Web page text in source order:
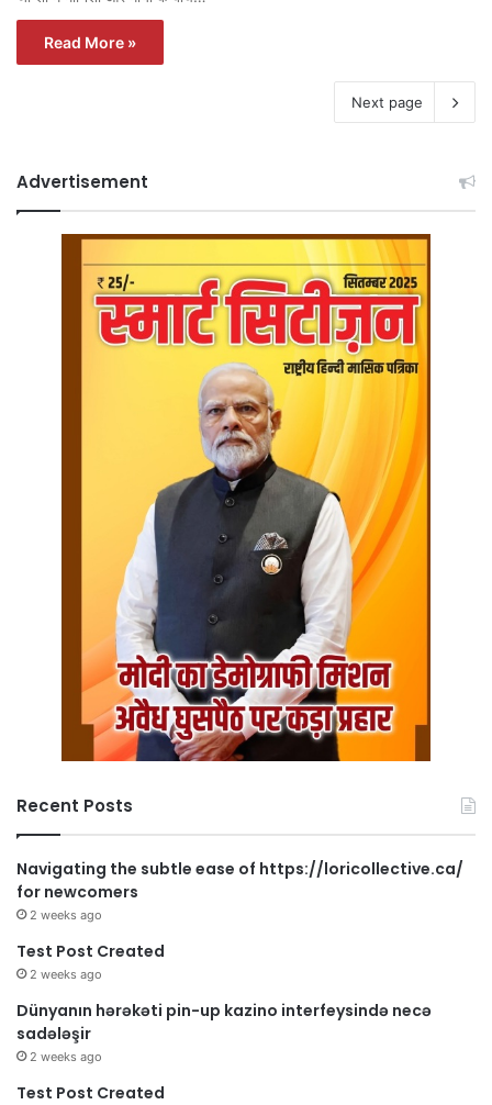
Read More »
Next page
Advertisement
Recent Posts
Navigating the subtle ease of https://loricollective.ca/
for newcomers
2 weeks ago
Test Post Created
2 weeks ago
Dünyanın hərəkəti pin-up kazino interfeysində necə
sadələşir
2 weeks ago
Test Post Created